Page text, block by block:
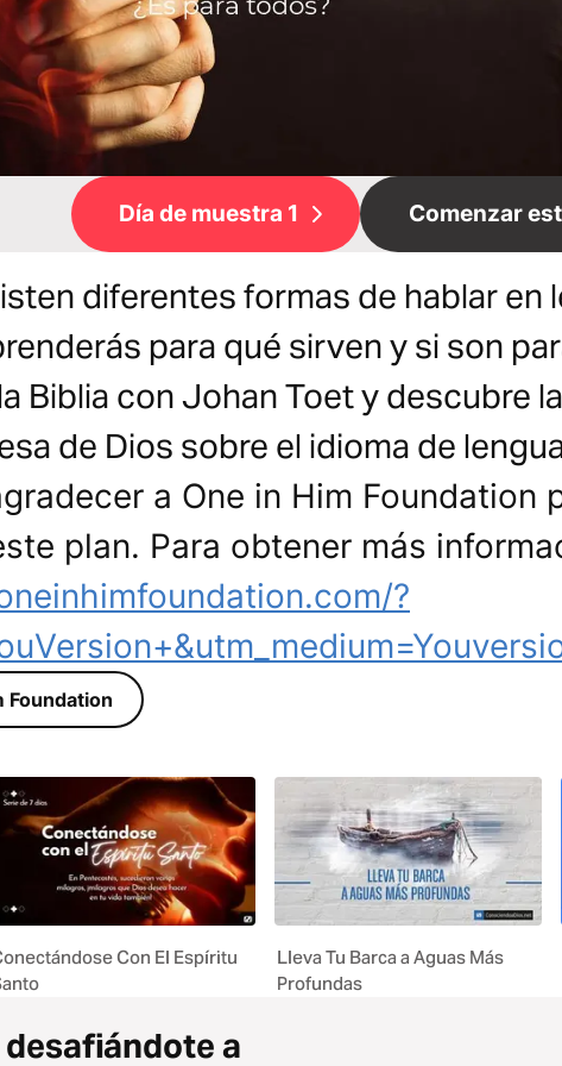
Día de muestra 1 Comenzar
diferentes formas de hablar en
para qué sirven y si son
Biblia con Johan Toet y descubre la
de Dios sobre el idioma de
a One in Him Foundation
plan. Para obtener más
?
Foundation
Con El Espíritu
Lleva Tu Barca a Aguas Más
Profundas
a